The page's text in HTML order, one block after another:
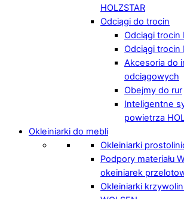
HOLZSTAR
Odciągi do trocin
Odciągi trocin
Odciągi trocin
Akcesoria do
odciągowych
Obejmy do rur
Inteligentne
powietrza
Okleiniarki do mebli
Okleiniarki
Podpory materiału
okeiniarek
Okleiniarki